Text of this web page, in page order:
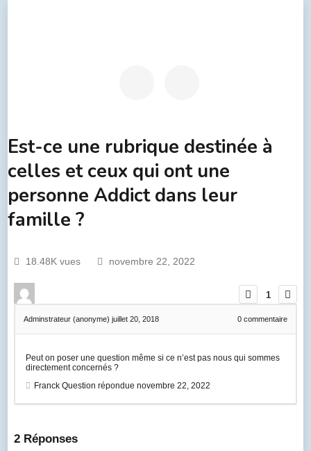
Est-ce une rubrique destinée à
celles et ceux qui ont une
personne Addict dans leur
famille ?
18.48K vues novembre 22, 2022
1
Adminstrateur (anonyme) juillet 20, 2018 0 commentaire
Peut on poser une question même si ce n’est pas nous qui sommes
directement concernés ?
FranckQuestion répondue novembre 22, 2022
2Réponses